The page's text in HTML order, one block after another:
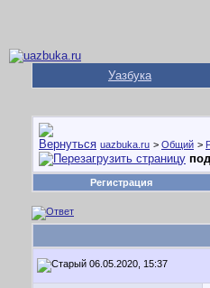
Уазбука
uazbuka.ru > Общий >
Регистрация
06.05.2020, 15:37